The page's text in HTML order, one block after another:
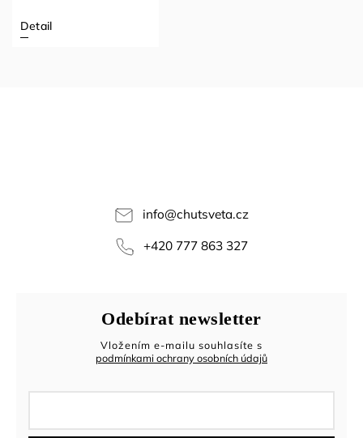
Detail
info@chutsveta.cz
+420 777 863 327
Odebírat newsletter
Vložením e-mailu souhlasíte s
podmínkami ochrany osobních údajů